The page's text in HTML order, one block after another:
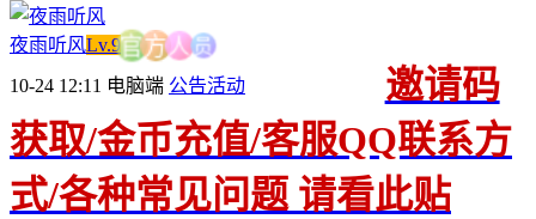
夜雨听风Lv.9官 方 人员
10-24 12:11 电脑端 公告活动
邀请码
获取/金币充值/客服QQ联系方
式/各种常见问题 请看此贴